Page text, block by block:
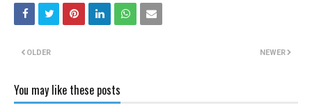
NEWER
OLDER
You may like these posts